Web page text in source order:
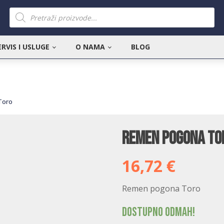
Products
search
I USLUGE O NAMA BLOG
Remen pogona
16,72 €
Remen pogona Toro
Dostupno odmah!